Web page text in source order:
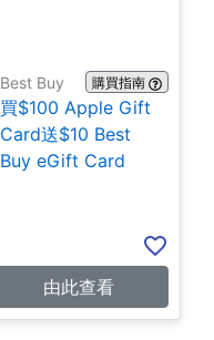
Best Buy 購買指南
買$100 Apple Gift
Card送$10 Best
Buy eGift Card
由此查看